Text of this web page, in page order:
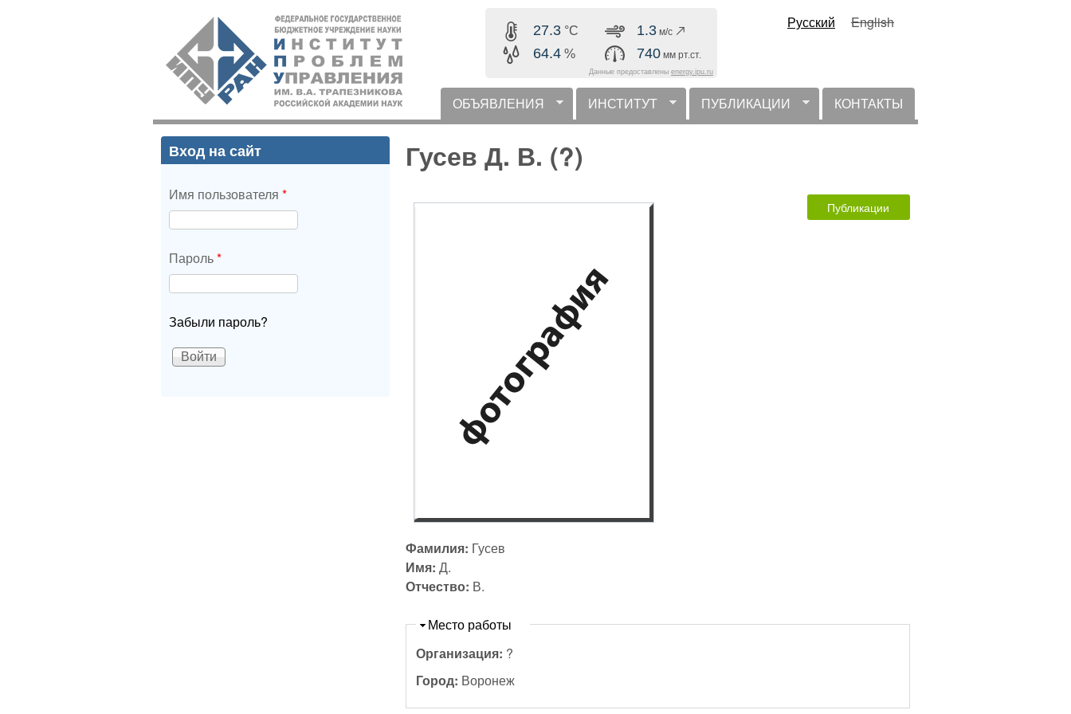
содержанию
ИПУ
РАН
27.3 °C
64.4 %
1.3 м/с
740 мм рт.ст.
Данные предоставлены energy.ipu.ru
Русский English
горизонтальное меню
ОБЪЯВЛЕНИЯ ИНСТИТУТ ПУБЛИКАЦИИ КОНТАКТЫ
Гусев Д. В. (?)
Публикации
Фамилия: Гусев
Имя:Д.
Отчество: В.
Скрыть
Место работы
Организация: ?
Город: Воронеж
Вход на сайт
Имя пользователя *
Пароль*
Забыли пароль?